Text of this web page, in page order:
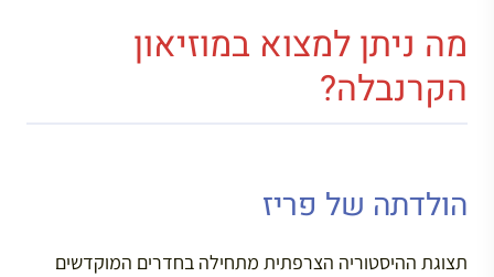
מה ניתן למצוא במוזיאון
הקרנבלה?
הולדתה של פריז
תצוגת ההיסטוריה הצרפתית מתחילה בחדרים המוקדשים